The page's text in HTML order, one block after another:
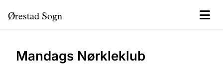
Ørestad Sogn
Mandags Nørkleklub